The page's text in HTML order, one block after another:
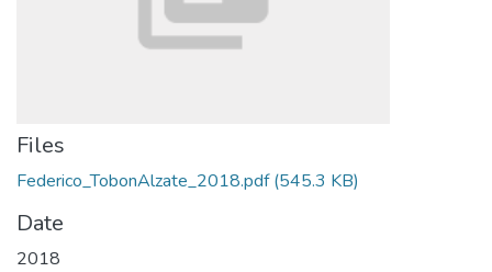
Files
Federico_TobonAlzate_2018.pdf(545.3 KB)
Date
2018